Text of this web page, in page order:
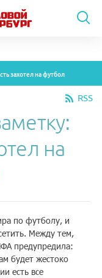
захотел на футбол
RSS
на
по футболу, и
Между тем,
предупредила:
будет жестоко
есть все